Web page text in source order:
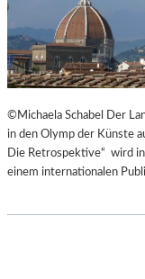
©Michaela Schabel Der
in den Olymp der Künste
Die Retrospektive“ wird
einem internationalen